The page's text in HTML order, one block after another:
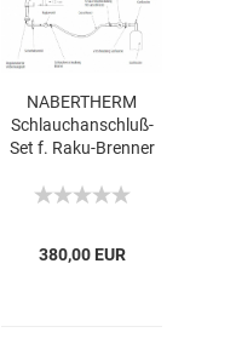
NABERTHERM
Schlauchanschluß-
Set f. Raku-Brenner
380,00 EUR